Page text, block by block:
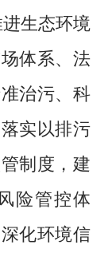
生态环境
体系、法
治污、科
实以排污
制度，建
险管控体
化环境信